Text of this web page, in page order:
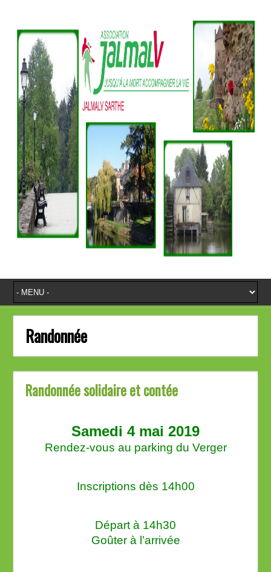
Randonnée
Randonnée solidaire et contée
Samedi 4 mai 2019
Rendez-vous au parking du Verger
Inscriptions dès 14h00
Départ à 14h30
Goûter à l’arrivée